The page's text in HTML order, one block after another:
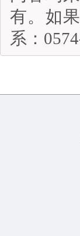
有。如
系：